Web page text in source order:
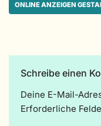
ONLINE ANZEIGEN
Schreibe einen
Deine E-Mail-
Erforderliche
A
lt